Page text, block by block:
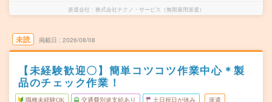
派遣会社 株式会社テクノ・サービス（無期雇用派遣）
未読 掲載日 2026/08/08
【未経験歓迎〇】簡単コツコツ作業中心＊製
品のチェック作業！
職種未経験OK 交通費別途支給あり 土日祝日が休み 派遣